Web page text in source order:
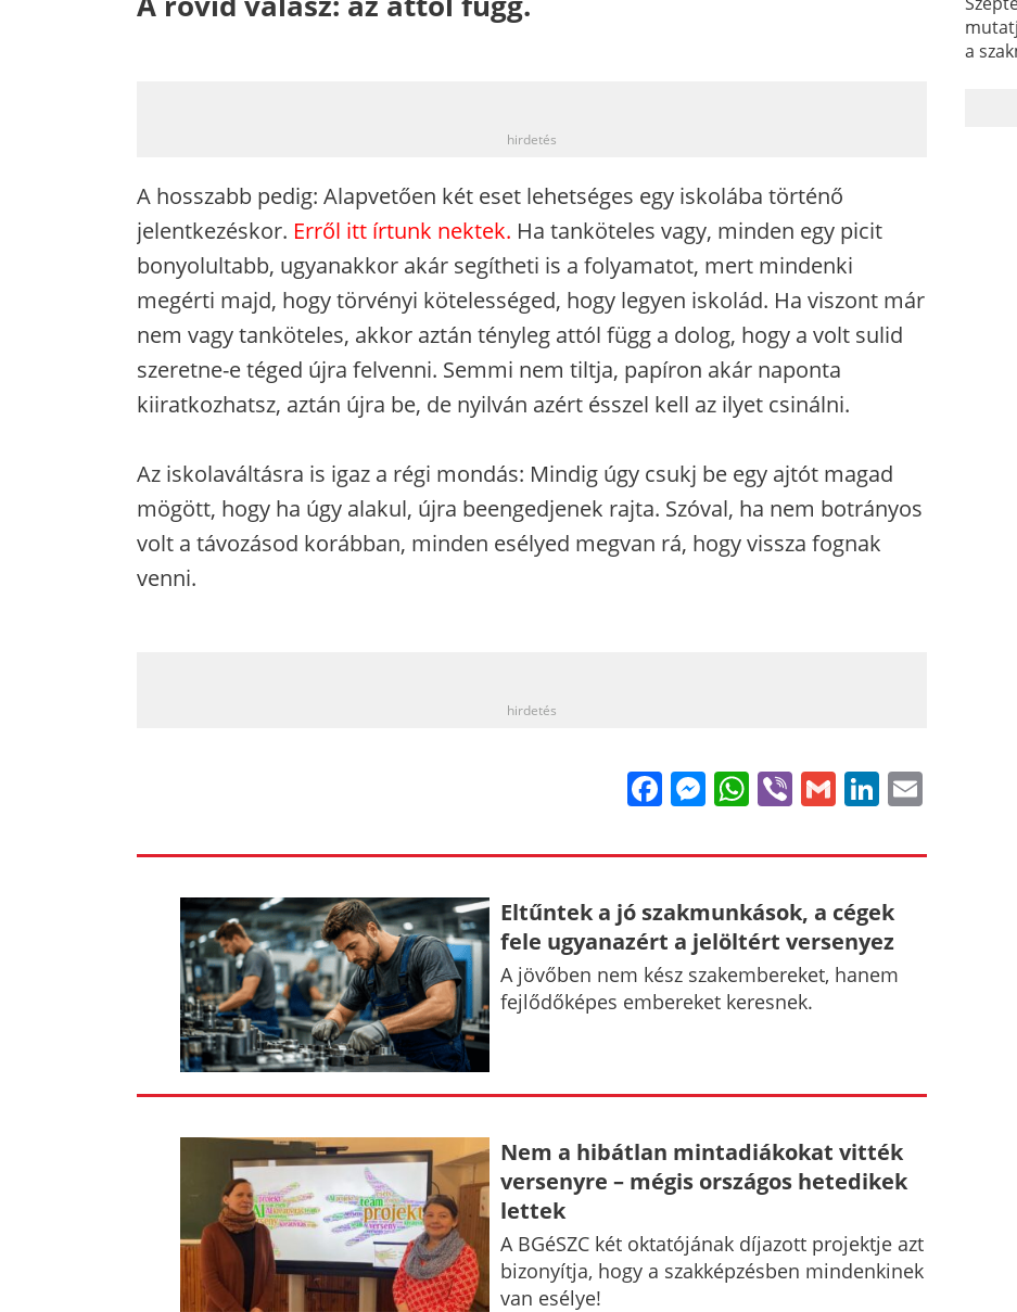
hirdetés
A hosszabb pedig: Alapvetően két eset lehetséges egy iskolába történő
jelentkezéskor. Erről itt írtunk nektek. Ha tanköteles vagy, minden egy picit
bonyolultabb, ugyanakkor akár segítheti is a folyamatot, mert mindenki
megérti majd, hogy törvényi kötelességed, hogy legyen iskolád. Ha viszont már
nem vagy tanköteles, akkor aztán tényleg attól függ a dolog, hogy a volt sulid
szeretne-e téged újra felvenni. Semmi nem tiltja, papíron akár naponta
kiiratkozhatsz, aztán újra be, de nyilván azért ésszel kell az ilyet csinálni.
Az iskolaváltásra is igaz a régi mondás: Mindig úgy csukj be egy ajtót magad
mögött, hogy ha úgy alakul, újra beengedjenek rajta. Szóval, ha nem botrányos
volt a távozásod korábban, minden esélyed megvan rá, hogy vissza fognak
venni.
hirdetés
Facebook
Messenger
WhatsApp
ViberGmailLinkedIn
Email
Eltűntek a jó szakmunkások, a cégek
fele ugyanazért a jelöltért versenyez
A jövőben nem kész szakembereket, hanem
fejlődőképes embereket keresnek.
Nem a hibátlan mintadiákokat vitték
versenyre – mégis országos hetedikek
lettek
A BGéSZC két oktatójának díjazott projektje azt
bizonyítja, hogy a szakképzésben mindenkinek
van esélye!
a